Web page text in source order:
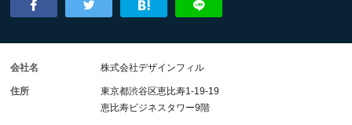
会社名 株式会社デザインフィル
住所
東京都渋谷区恵比寿1-19-19
恵比寿ビジネスタワー9階